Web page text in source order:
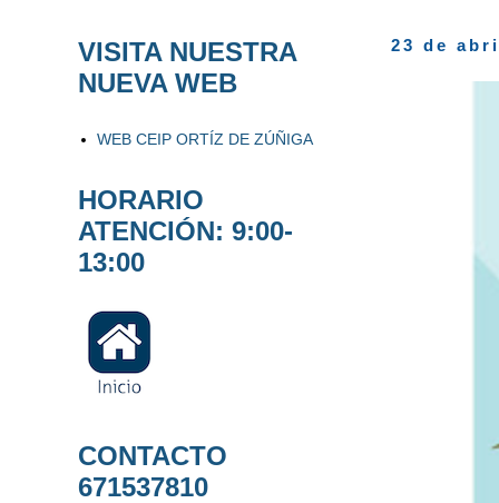
23 de
VISITA NUESTRA
NUEVA WEB
WEB CEIP ORTÍZ DE ZÚÑIGA
HORARIO
ATENCIÓN: 9:00-
13:00
CONTACTO
671537810